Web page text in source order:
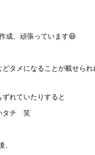
成、頑張っています😆
タメになることが載せられ
れていたりすると
タチ 笑